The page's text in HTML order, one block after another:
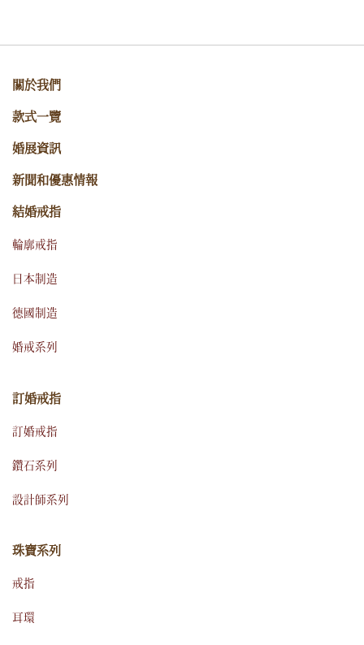
關於我們
款式一覽
婚展資訊
新聞和優惠情報
結婚戒指
輪廓戒指
日本制造
德國制造
婚戒系列
訂婚戒指
訂婚戒指
鑽石系列
設計師系列
珠寶系列
戒指
耳環